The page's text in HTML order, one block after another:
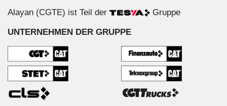
Alayan (CGTE) ist Teil der Gruppe
UNTERNEHMEN DER GRUPPE